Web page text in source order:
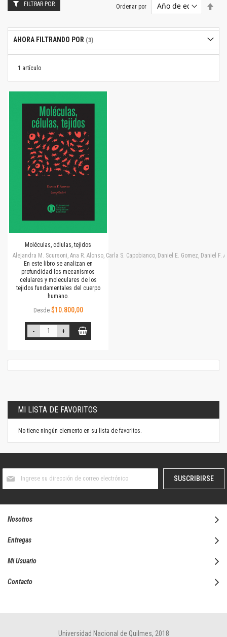
1 artículo
Ordenar por
Moléculas, células, tejidos
Alejandra M. Scursoni, Ana R. Alonso, Carla S. Capobianco, Daniel E. Gomez, Daniel
En este libro se analizan en
profundidad los mecanismos
celulares y moleculares de los
tejidos fundamentales del cuerpo
humano.
Desde $10.800,00
- +
FILTRAR POR
AHORA FILTRANDO POR
MI LISTA DE FAVORITOS
No tiene ningún elemento en su lista de favoritos.
boletín
SUSCRIBIRSE
Nosotros
Entregas
Mi Usuario
Contacto
Universidad Nacional de Quilmes, 2018